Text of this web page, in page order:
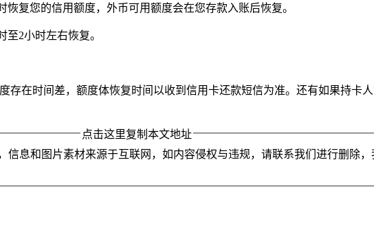
复您的信用额度，外币可用额度会在您存款入账后恢复。
2小时左右恢复。
存在时间差，额度体恢复时间以收到信用卡还款短信为准。还有如果持卡
点击这里复制本文地址
信息和图片素材来源于互联网，如内容侵权与违规，请联系我们进行删除，